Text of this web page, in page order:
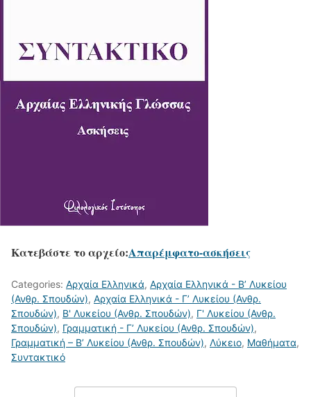
Κατεβάστε το αρχείο:Απαρέμφατο-ασκήσεις
Categories: Αρχαία Ελληνικά, Αρχαία Ελληνικά - Β’ Λυκείου
(Ανθρ. Σπουδών), Αρχαία Ελληνικά - Γ’ Λυκείου (Ανθρ.
Σπουδών), Β' Λυκείου (Ανθρ. Σπουδών), Γ' Λυκείου (Ανθρ.
Σπουδών), Γραμματική - Γ’ Λυκείου (Ανθρ. Σπουδών),
Γραμματική – Β’ Λυκείου (Ανθρ. Σπουδών), Λύκειο, Μαθήματα,
Συντακτικό